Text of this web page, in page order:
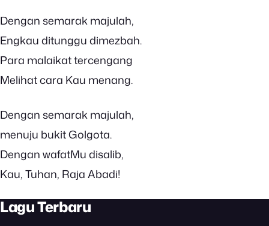
Dengan semarak majulah,
Engkau ditunggu dimezbah.
Para malaikat tercengang
Melihat cara Kau menang.
Dengan semarak majulah,
menuju bukit Golgota.
Dengan wafatMu disalib,
Kau, Tuhan, Raja Abadi!
Lagu Terbaru